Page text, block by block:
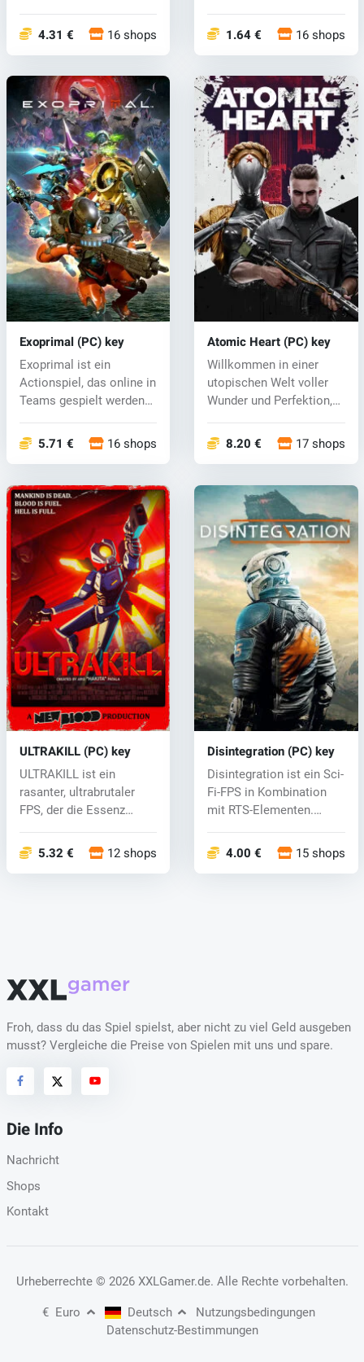
4.31 € 16 shops 1.64 € 16 shops
Exoprimal (PC) key
Exoprimal ist ein
Actionspiel, das online in
Teams gespielt werden
5.71 € 16 shops
Atomic Heart (PC) key
Willkommen in einer
utopischen Welt voller
Wunder und Perfektion,
8.20 € 17 shops
ULTRAKILL (PC) key
ULTRAKILL ist ein
rasanter, ultrabrutaler
FPS, der die Essenz
5.32 € 12 shops
Disintegration (PC) key
Disintegration ist ein Sci-
Fi-FPS in Kombination
mit RTS-Elementen.
4.00 € 15 shops
Froh, dass du das Spiel spielst, aber nicht zu viel Geld ausgeben
musst? Vergleiche die Preise von Spielen mit uns und spare.
Die Info
Nachricht
Shops
Kontakt
Urheberrechte © 2026 XXLGamer.de. Alle Rechte vorbehalten.
€ Euro Deutsch
Nutzungsbedingungen
Datenschutz-Bestimmungen